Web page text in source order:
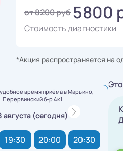
от 8200 руб 5800
Стоимость диагностики
*Акция распространяется на
время приёма в Марьино,
Перервинский б-р 4к1
августа (сегодня)
19:30 20:00 20:30